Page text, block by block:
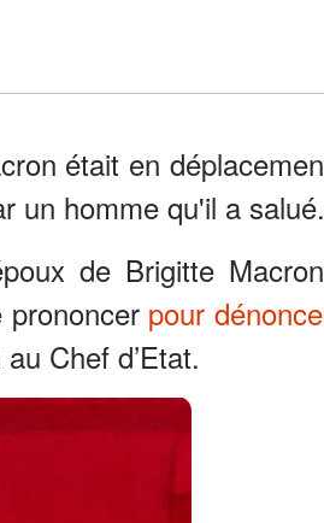
était en
un homme qu'il a salué.
de Brigitte
pour
Chef d’Etat.